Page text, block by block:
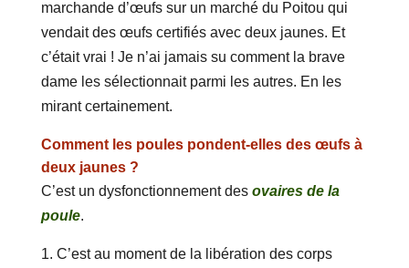
marchande d’œufs sur un marché du Poitou qui
vendait des œufs certifiés avec deux jaunes. Et
c’était vrai ! Je n’ai jamais su comment la brave
dame les sélectionnait parmi les autres. En les
mirant certainement.
Comment les poules pondent-elles des œufs à
deux jaunes ?
C’est un dysfonctionnement des ovaires de la
poule.
C’est au moment de la libération des corps